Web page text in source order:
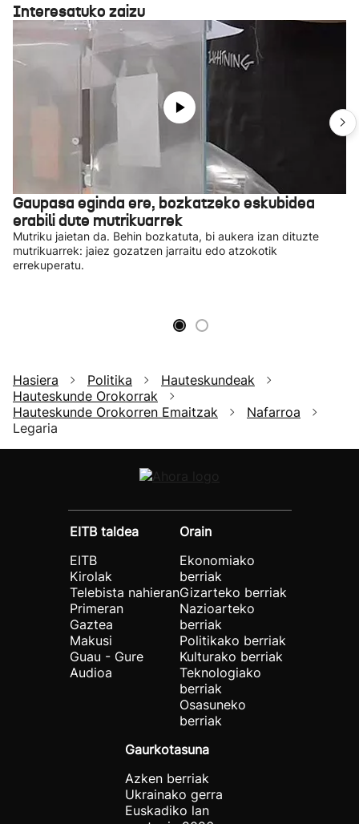
Interesatuko zaizu
Gaupasa eginda ere, bozkatzeko eskubidea
erabili dute mutrikuarrek
Mutriku jaietan da. Behin bozkatuta, bi aukera izan dituzte
mutrikuarrek: jaiez gozatzen jarraitu edo atzokotik
errekuperatu.
Hasiera Politika
Hauteskundeak
Hauteskunde Orokorrak
Hauteskunde Orokorren Emaitzak
Nafarroa
Legaria
EITB taldea
EITB
Kirolak
Telebista nahieran
Primeran
Gaztea
Makusi
Guau - Gure
Audioa
Orain
Ekonomiako
berriak
Gizarteko berriak
Nazioarteko
berriak
Politikako berriak
Kulturako berriak
Teknologiako
berriak
Osasuneko
berriak
Gaurkotasuna
Azken berriak
Ukrainako gerra
Euskadiko lan